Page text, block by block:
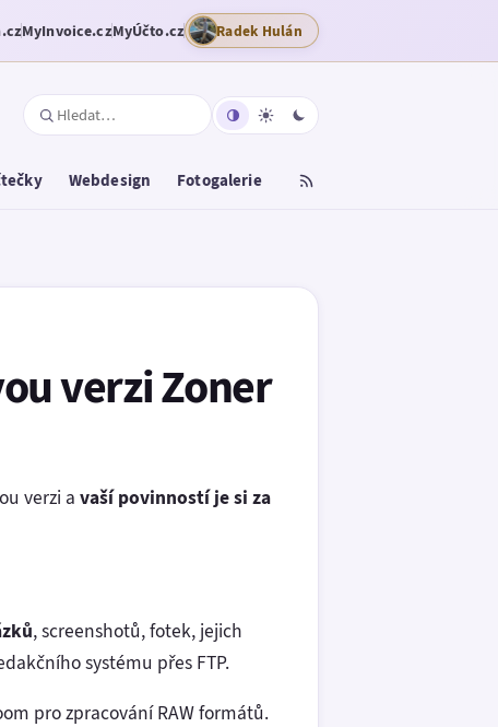
MyInvoice.czMyÚčto.cz Radek Hulán
Webdesign Fotogalerie
verzi Zoner
verzi a vaší povinností je si za
, screenshotů, fotek, jejich
systému přes FTP.
pro zpracování RAW formátů.